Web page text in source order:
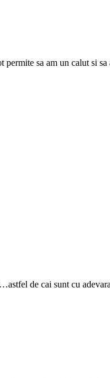
sa am un calut si
de cai sunt cu